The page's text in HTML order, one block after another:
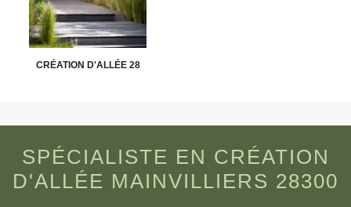
CRÉATION D'ALLÉE 28
SPÉCIALISTE EN CRÉATION
D'ALLÉE MAINVILLIERS 28300